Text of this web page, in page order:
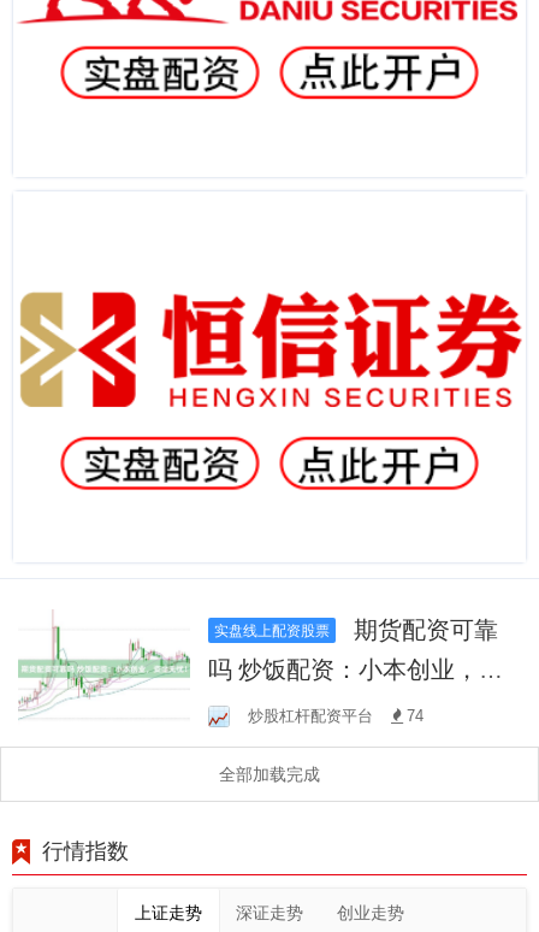
实盘线上配资股票
期货配资可靠
吗 炒饭配资：小本创业，资
金无忧！
炒股杠杆配资平台 74
全部加载完成
行情指数
上证走势 深证走势 创业走势